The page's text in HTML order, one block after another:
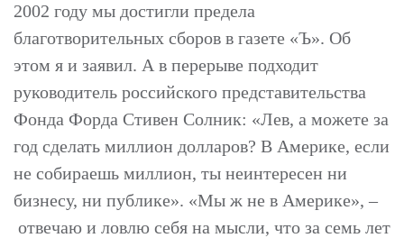
2002 году мы достигли предела
благотворительных сборов в газете «Ъ». Об
этом я и заявил. А в перерыве подходит
руководитель российского представительства
Фонда Форда Стивен Солник: «Лев, а можете за
год сделать миллион долларов? В Америке, если
не собираешь миллион, ты неинтересен ни
бизнесу, ни публике». «Мы ж не в Америке», –
отвечаю и ловлю себя на мысли, что за семь лет